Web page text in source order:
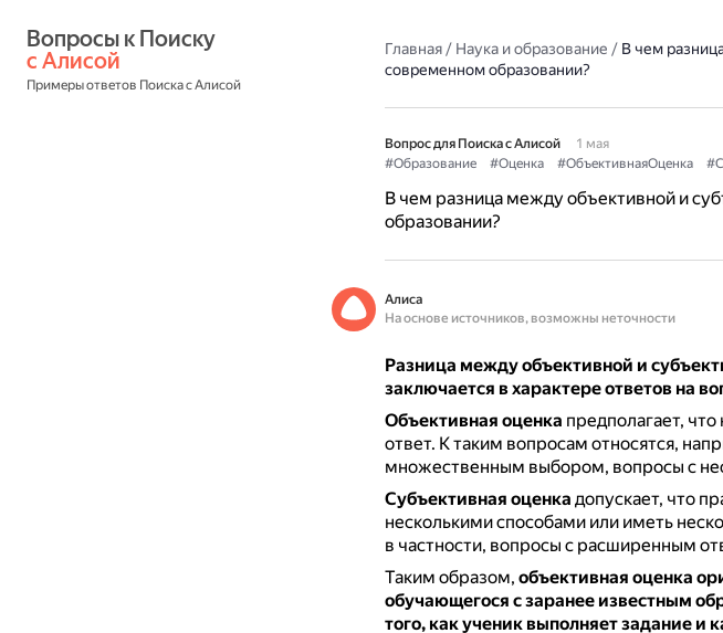
с Алисой
Примеры ответов Поиска с Алисой
Главная/ Наука и образование / В чем
современном образовании?
Вопрос для Поиска с Алисой
1 мая
#Образование
#Оценка #ОбъективнаяОценка
В чем разница между объективной и
образовании?
Алиса
На основе источников, возможны неточности
Разница между объективной и
заключается в характере ответов на
Объективная оценка предполагает,
ответ. К таким вопросам относятся,
множественным выбором, вопросы с
Субъективная оценка допускает, что
несколькими способами или иметь
в частности, вопросы с расширенным
Таким образом, объективная оценка
обучающегося с заранее известным
того, как ученик выполняет задание и